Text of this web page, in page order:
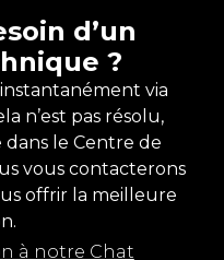
d’un
?
via
n’est pas résolu,
le Centre de
vous contacterons
offrir la meilleure